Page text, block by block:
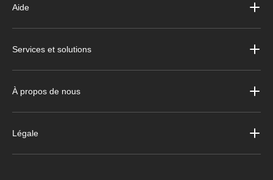
Aide
Services et solutions
À propos de nous
Légale